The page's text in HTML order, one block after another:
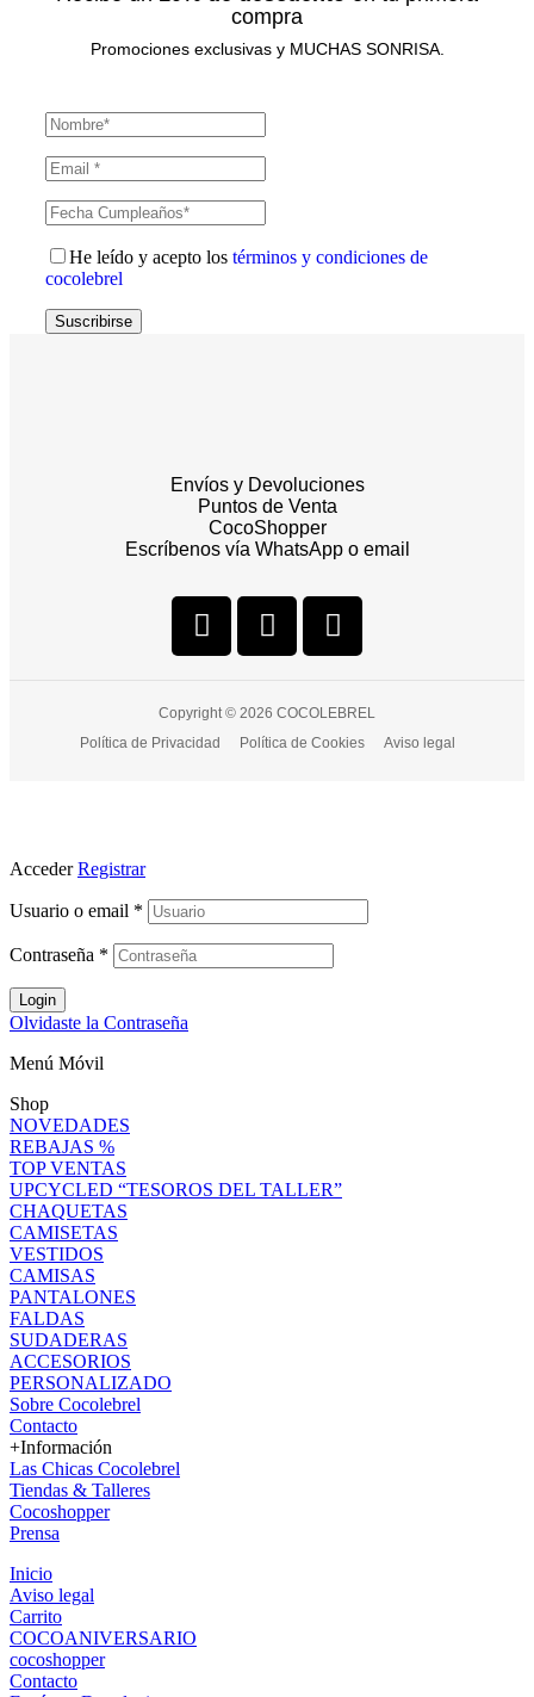
compra
Promociones exclusivas y MUCHAS SONRISA.
He leído y acepto los términos y condiciones de
cocolebrel
Suscribirse
Envíos y Devoluciones
Puntos de Venta
CocoShopper
Escríbenos vía WhatsApp o email
Copyright © 2026 COCOLEBREL
Política de Privacidad
Política de Cookies Aviso legal
Acceder Registrar
Usuario o email *
Contraseña *
Login
Olvidaste la Contraseña
Menú Móvil
Shop
NOVEDADES
REBAJAS %
TOP VENTAS
UPCYCLED “TESOROS DEL TALLER”
CHAQUETAS
CAMISETAS
VESTIDOS
CAMISAS
PANTALONES
FALDAS
SUDADERAS
ACCESORIOS
PERSONALIZADO
Sobre Cocolebrel
Contacto
+Información
Las Chicas Cocolebrel
Tiendas & Talleres
Cocoshopper
Prensa
Inicio
Aviso legal
Carrito
COCOANIVERSARIO
cocoshopper
Contacto